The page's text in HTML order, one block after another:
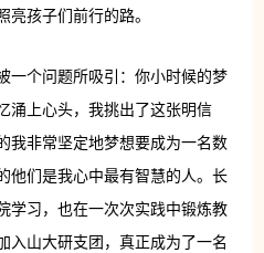
亮孩子们前行的路。
一个问题所吸引：你小时候的梦
涌上心头，我挑出了这张明信
我非常坚定地梦想要成为一名数
他们是我心中最有智慧的人。长
学习，也在一次次实践中锻炼教
入山大研支团，真正成为了一名